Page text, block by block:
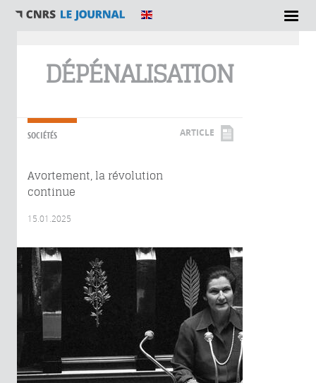
DÉPÉNALISATION
SOCIÉTÉS ARTICLE
Avortement, la révolution
continue
15.01.2025